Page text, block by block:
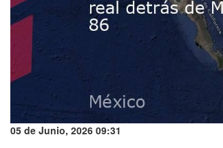
05 de Junio, 2026 09:31